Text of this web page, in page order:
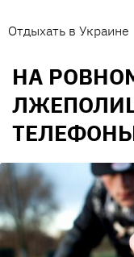
Отдыхать в Украине
НА